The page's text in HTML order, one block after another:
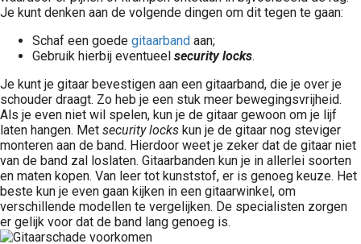
Je kunt denken aan de volgende dingen om dit tegen te gaan:
Schaf een goede gitaarband aan;
Gebruik hierbij eventueel security locks.
Je kunt je gitaar bevestigen aan een gitaarband, die je over je
schouder draagt. Zo heb je een stuk meer bewegingsvrijheid.
Als je even niet wil spelen, kun je de gitaar gewoon om je lijf
laten hangen. Met security locks kun je de gitaar nog steviger
monteren aan de band. Hierdoor weet je zeker dat de gitaar niet
van de band zal loslaten. Gitaarbanden kun je in allerlei soorten
en maten kopen. Van leer tot kunststof, er is genoeg keuze. Het
beste kun je even gaan kijken in een gitaarwinkel, om
verschillende modellen te vergelijken. De specialisten zorgen
er gelijk voor dat de band lang genoeg is.